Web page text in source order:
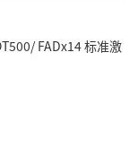
FADx14 标准激